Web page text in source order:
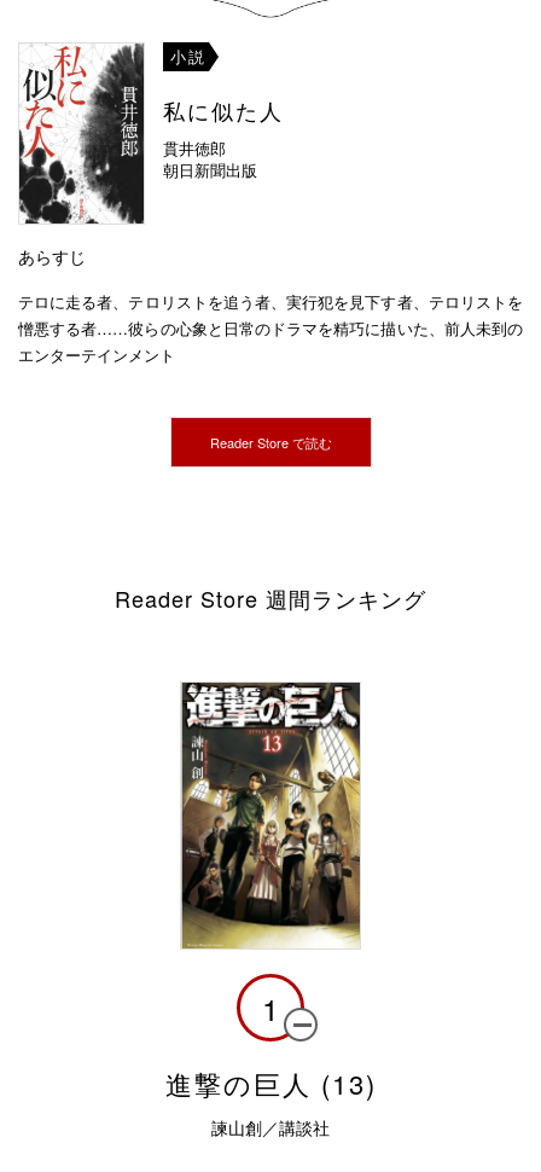
小説
私に似た人
貫井徳郎
朝日新聞出版
あらすじ
テロに走る者、テロリストを追う者、実行犯を見下す者、テロリストを
憎悪する者……彼らの心象と日常のドラマを精巧に描いた、前人未到の
エンターテインメント
Reader Store で読む
Reader Store 週間ランキング
1
進撃の巨人 (13)
諫山創／講談社